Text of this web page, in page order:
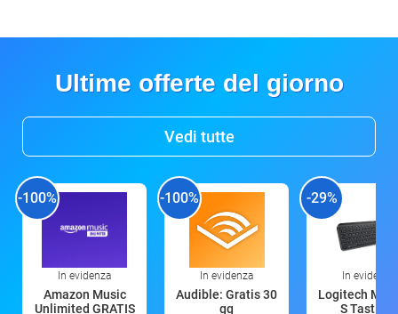
Ultime offerte del giorno
Vedi tutte
-100%
In evidenza
Amazon Music
Unlimited GRATIS
-100%
In evidenza
Audible: Gratis 30
gg
-29%
In evidenza
Logitech MX
S Tastiera